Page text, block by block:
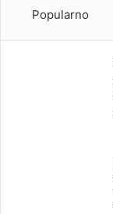
Popularno